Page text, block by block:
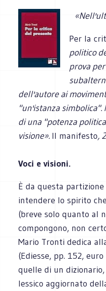
Per la
politico
prova
dell'autore ai
"un'istanza simbolica".
di una "potenza
visione». Il manifesto,
Voci e visioni.
È da questa
intendere lo spirito
(breve solo quanto al
compongono, non
Mario Tronti dedica
(Ediesse, pp. 152,
quelle di un
lessico aggiornato